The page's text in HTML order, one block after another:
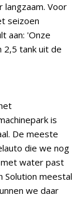
langzaam. Voor
seizoen
aan: 'Onze
2,5 tank uit de
is
De meeste
die we nog
water past
Solution meestal
we daar